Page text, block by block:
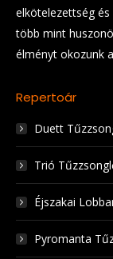
elkötelezettség
több mint
élményt okozunk
Repertoár
Duett
Trió
Éjszakai
Pyromanta